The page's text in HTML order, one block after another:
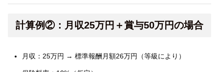
計算例②：月収25万円＋賞与50万円の場合
月収：25万円 → 標準報酬月額26万円（等級により）